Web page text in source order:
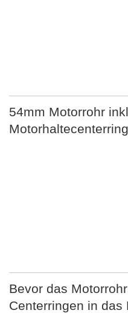
54mm Motorrohr
Bevor das
Centerringen in das